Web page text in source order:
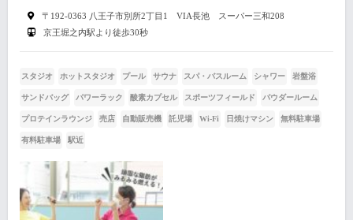
〒192-0363 八王子市別所2丁目1 VIA長池 スーパー三和208
京王堀之内駅より徒歩30秒
スタジオ ホットスタジオ プール サウナ スパ・バスルーム シャワー 岩盤浴
サンドバッグ パワーラック 酸素カプセル スポーツフィールド パウダールーム
プロテインラウンジ 売店 自動販売機 託児場 Wi-Fi 日焼けマシン 無料駐車場
有料駐車場 駅近